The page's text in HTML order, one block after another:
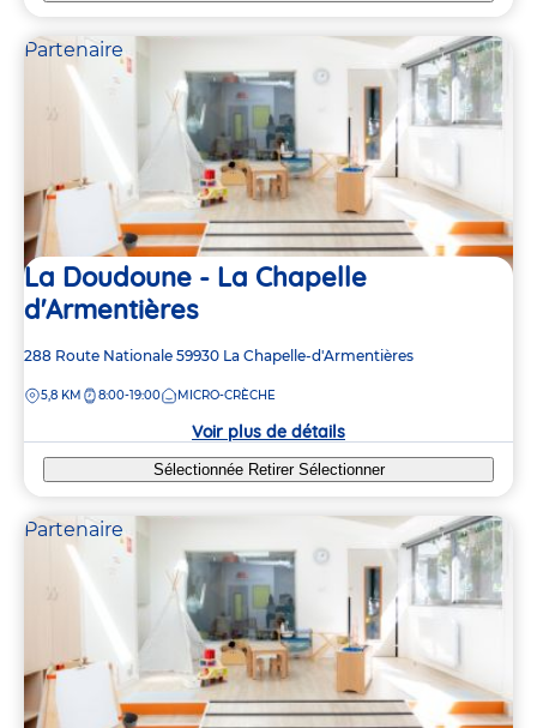
Partenaire
La Doudoune - La Chapelle
d'Armentières
Adresse
la
288 Route Nationale 59930 La Chapelle-d'Armentières
DISTANCE
5,8 KM 8:00-19:00 MICRO-CRÈCHE
Voir plus de détails
Sélectionnée Retirer Sélectionner
Partenaire
2
2